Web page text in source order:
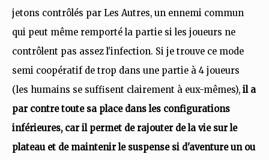
jetons contrôlés par Les Autres, un ennemi commun
qui peut même remporté la partie si les joueurs ne
contrôlent pas assez l'infection. Si je trouve ce mode
semi coopératif de trop dans une partie à 4 joueurs
(les humains se suffisent clairement à eux-mêmes), il a
par contre toute sa place dans les configurations
inférieures, car il permet de rajouter de la vie sur le
plateau et de maintenir le suspense si d'aventure un ou